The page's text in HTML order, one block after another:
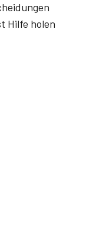
Hilfe holen